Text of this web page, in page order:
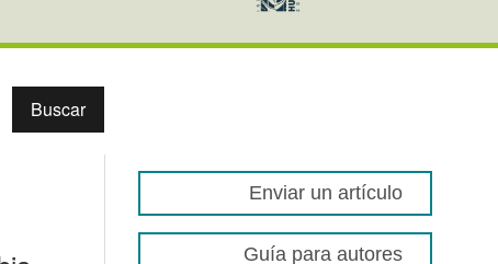
Buscar
Enviar un artículo
Guía para autores